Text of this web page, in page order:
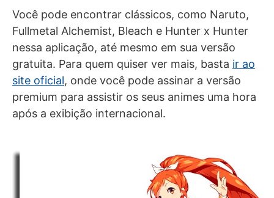
Você pode encontrar clássicos, como Naruto,
Fullmetal Alchemist, Bleach e Hunter x Hunter
nessa aplicação, até mesmo em sua versão
gratuita. Para quem quiser ver mais, basta ir ao
site oficial, onde você pode assinar a versão
premium para assistir os seus animes uma hora
após a exibição internacional.